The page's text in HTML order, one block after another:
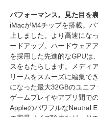
パフォーマンス。見た目を
iMacがM4チップを搭載。
上しました。より高速にな
ードアップ。ハードウェア
を採用した先進的なGPUは
スをもたらします。メディ
リームをスムーズに編集で
になった最大32GBのユニ
ゲームプレイやアプリ間で
AppleのパワフルなNeutral